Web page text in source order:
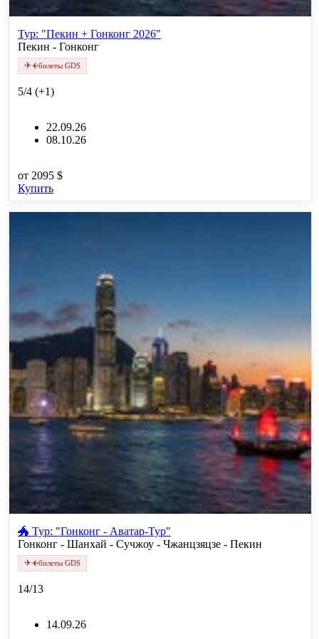
Тур: "Пекин + Гонконг 2026"
Пекин - Гонконг
✈✈билеты GDS
5/4 (+1)
22.09.26
08.10.26
от 2095 $
Купить
🐲 Тур: "Гонконг - Аватар-Тур"
Гонконг - Шанхай - Сучжоу - Чжанцзяцзе - Пекин
✈✈билеты GDS
14/13
14.09.26